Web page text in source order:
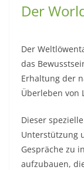
Der
Der
das
Erhaltung der
Überleben von
Dieser
Unterstützung
Gespräche zu
aufzubauen,